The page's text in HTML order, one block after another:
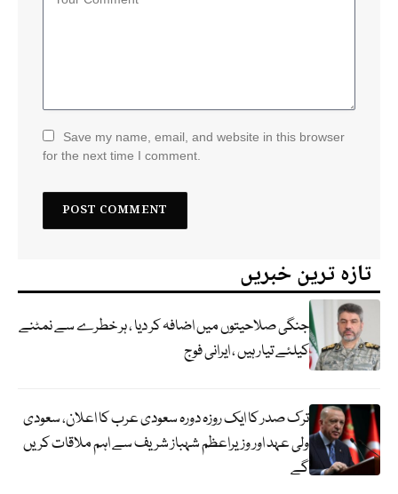
Save my name, email, and website in this browser
for the next time I comment.
تازہ ترین خبریں
جنگی صلاحیتوں میں اضافہ کر دیا ، ہر خطرے سے نمٹنے
کیلئے تیار ہیں ، ایرانی فوج
ترک صدر کا ایک روزہ دورہ سعودی عرب کا اعلان، سعودی
ولی عہد اور وزیراعظم شہباز شریف سے اہم ملاقات کریں
گے